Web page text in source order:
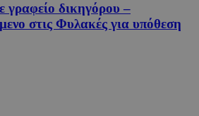
γραφείο δικηγόρου –
στις Φυλακές για υπόθεση